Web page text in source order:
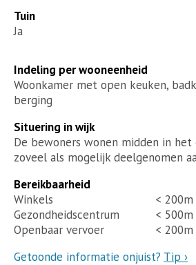
Tuin
Ja
Indeling per wooneenheid
Woonkamer met open keuken,
berging
Situering in wijk
De bewoners wonen midden in
zoveel als mogelijk deelgenomen
Bereikbaarheid
Winkels
< 200m
Gezondheidscentrum
< 500m
Openbaar vervoer
< 200m
Getoonde informatie onjuist? Tip ›